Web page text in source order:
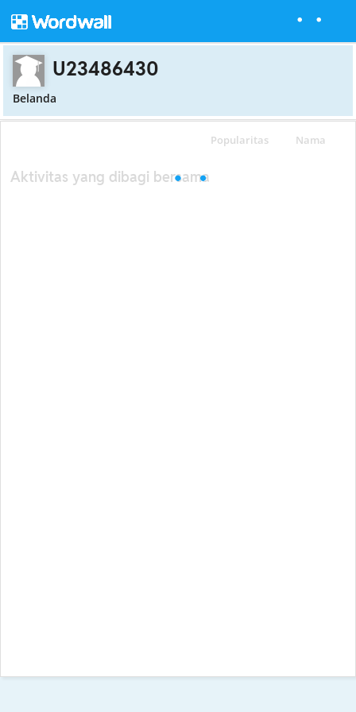
U23486430
Belanda
Popularitas Nama
Aktivitas yang dibagi bersama